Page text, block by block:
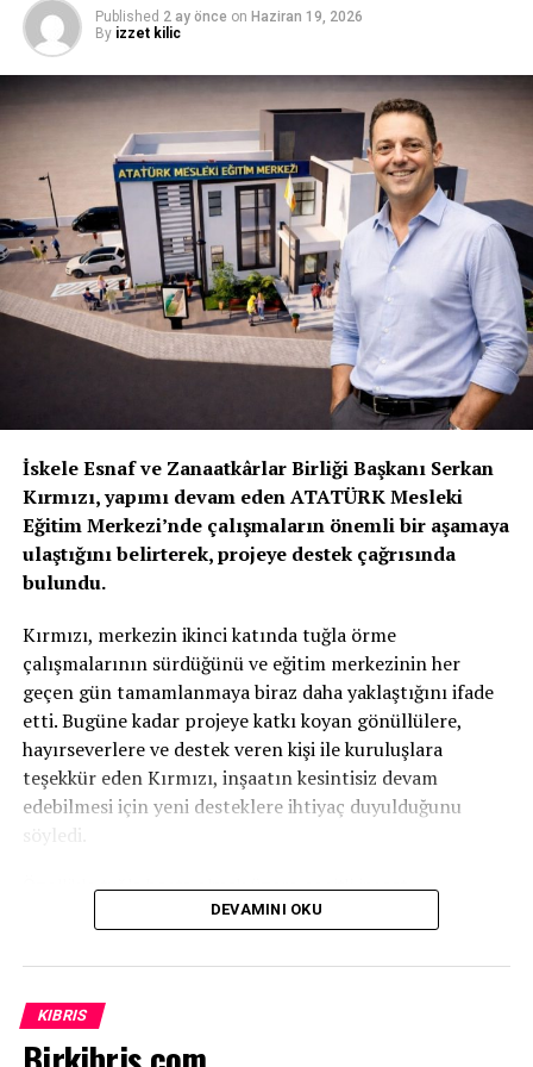
51,96 ile kabak oldu.
İLGİLİ KONU:
Geçiş karşılıklı geçiş rakamları açıklandı !
KAÇIRMAYIN
Ataoğlu: Biyolojik çeşitliliğin korunması çok önemli
Published 2 ay önce on Haziran 19, 2026
By izzet kilic
İskele Esnaf ve Zanaatkârlar Birliği Başkanı Serkan
Kırmızı, yapımı devam eden ATATÜRK Mesleki
Eğitim Merkezi’nde çalışmaların önemli bir aşamaya
ulaştığını belirterek, projeye destek çağrısında
bulundu.
Kırmızı, merkezin ikinci katında tuğla örme
çalışmalarının sürdüğünü ve eğitim merkezinin her
geçen gün tamamlanmaya biraz daha yaklaştığını ifade
etti. Bugüne kadar projeye katkı koyan gönüllülere,
hayırseverlere ve destek veren kişi ile kuruluşlara
teşekkür eden Kırmızı, inşaatın kesintisiz devam
edebilmesi için yeni desteklere ihtiyaç duyulduğunu
söyledi.
Özellikle tuğla başta olmak üzere çeşitli inşaat
malzemelerinin temin edilmesinin önem taşıdığını
ülkenin geleceğine yatırım yapma anlayışıyla bugünlere
geldiğini kaydetti.
DEVAMINI OKU
KIBRIS